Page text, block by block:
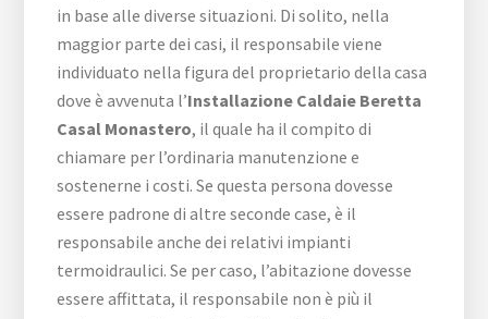
in base alle diverse situazioni. Di solito, nella
maggior parte dei casi, il responsabile viene
individuato nella figura del proprietario della casa
dove è avvenuta l’Installazione Caldaie Beretta
Casal Monastero, il quale ha il compito di
chiamare per l’ordinaria manutenzione e
sostenerne i costi. Se questa persona dovesse
essere padrone di altre seconde case, è il
responsabile anche dei relativi impianti
termoidraulici. Se per caso, l’abitazione dovesse
essere affittata, il responsabile non è più il